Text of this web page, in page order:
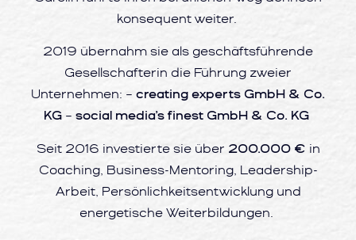
konsequent weiter.
2019 übernahm sie als geschäftsführende
Gesellschafterin die Führung zweier
Unternehmen: – creating experts GmbH & Co.
KG – social media’s finest GmbH & Co. KG
Seit 2016 investierte sie über 200.000 € in
Coaching, Business-Mentoring, Leadership-
Arbeit, Persönlichkeitsentwicklung und
energetische Weiterbildungen.